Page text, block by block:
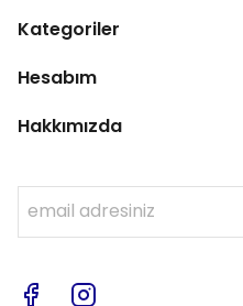
Kategoriler
Hesabım
Hakkımızda